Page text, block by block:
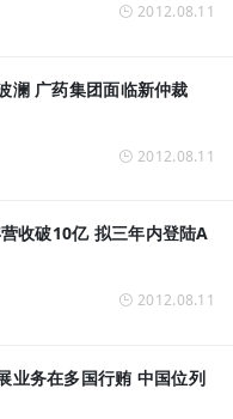
2012.08.11
澜 广药集团面临新仲裁
2012.08.11
收破10亿 拟三年内登陆A
2012.08.11
业务在多国行贿 中国位列